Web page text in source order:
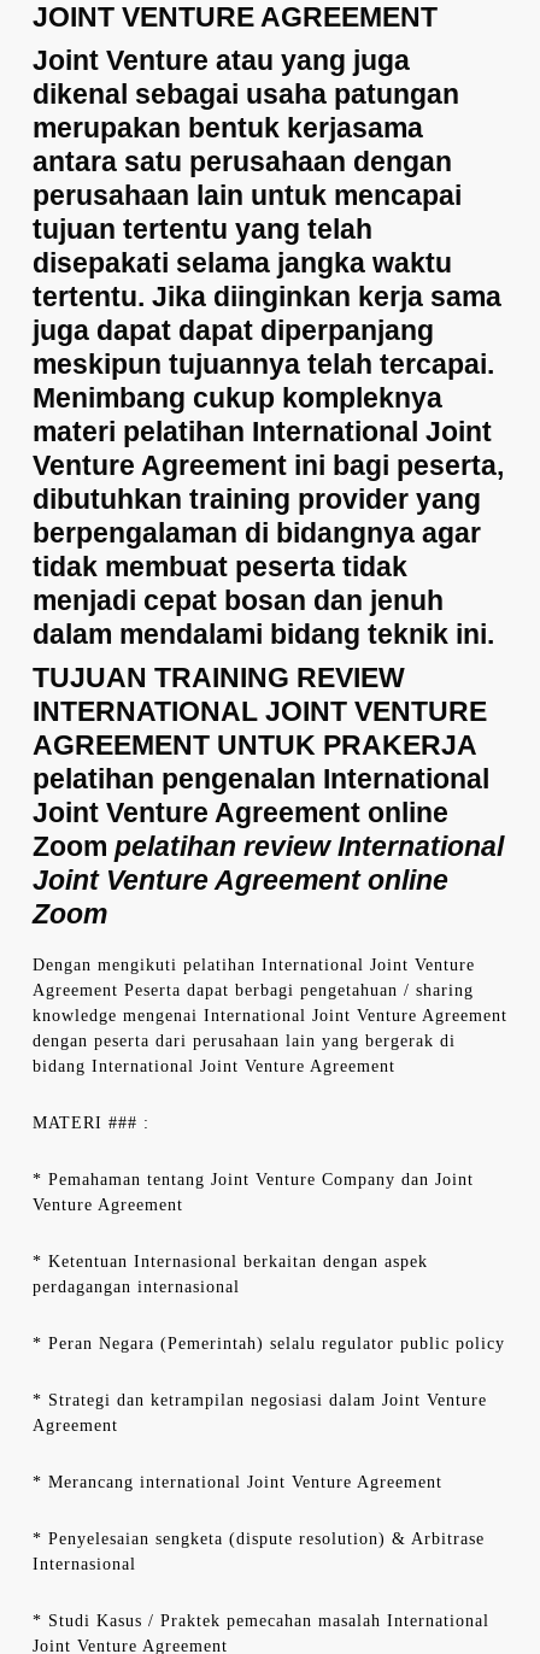
JOINT VENTURE AGREEMENT
Joint Venture atau yang juga
dikenal sebagai usaha patungan
merupakan bentuk kerjasama
antara satu perusahaan dengan
perusahaan lain untuk mencapai
tujuan tertentu yang telah
disepakati selama jangka waktu
tertentu. Jika diinginkan kerja sama
juga dapat dapat diperpanjang
meskipun tujuannya telah tercapai.
Menimbang cukup kompleknya
materi pelatihan International Joint
Venture Agreement ini bagi peserta,
dibutuhkan training provider yang
berpengalaman di bidangnya agar
tidak membuat peserta tidak
menjadi cepat bosan dan jenuh
dalam mendalami bidang teknik ini.
TUJUAN TRAINING REVIEW
INTERNATIONAL JOINT VENTURE
AGREEMENT UNTUK PRAKERJA
pelatihan pengenalan International
Joint Venture Agreement online
Zoom pelatihan review International
Joint Venture Agreement online
Zoom
Dengan mengikuti pelatihan International Joint Venture
Agreement Peserta dapat berbagi pengetahuan / sharing
knowledge mengenai International Joint Venture Agreement
dengan peserta dari perusahaan lain yang bergerak di
bidang International Joint Venture Agreement
MATERI ### :
* Pemahaman tentang Joint Venture Company dan Joint
Venture Agreement
* Ketentuan Internasional berkaitan dengan aspek
perdagangan internasional
* Peran Negara (Pemerintah) selalu regulator public policy
* Strategi dan ketrampilan negosiasi dalam Joint Venture
Agreement
* Merancang international Joint Venture Agreement
* Penyelesaian sengketa (dispute resolution) & Arbitrase
Internasional
* Studi Kasus / Praktek pemecahan masalah International
Joint Venture Agreement